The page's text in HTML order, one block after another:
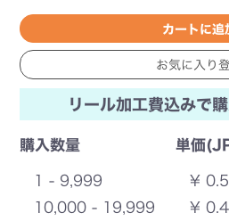
リール加工費込みで
購入数量 単価
1 - 9,999
¥ 0.5
10,000 - 19,999
¥